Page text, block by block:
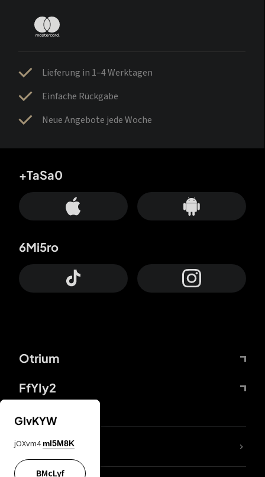
Lieferung in 1–4 Werktagen
Einfache Rückgabe
Neue Angebote jede Woche
Otrium
FfYIy2
+TaSa0
6Mi5ro
DDcvSo
GIvKYW
jOXvm4 mI5M8K
BMcLyf